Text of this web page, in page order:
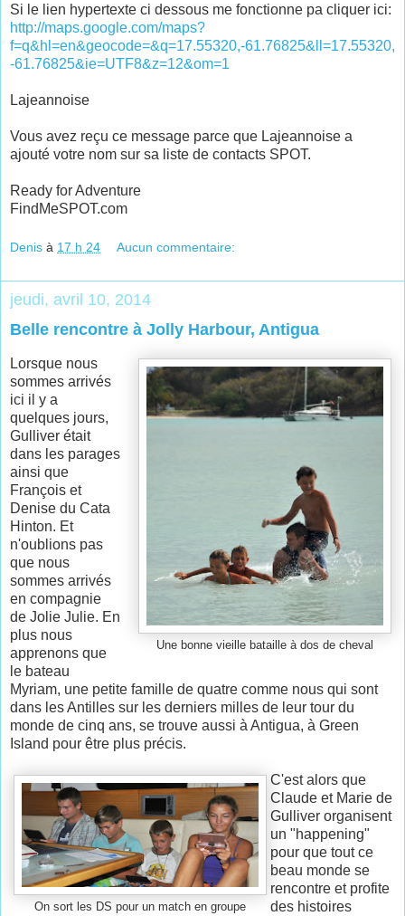
Si le lien hypertexte ci dessous me fonctionne pa cliquer ici:
http://maps.google.com/maps?
f=q&hl=en&geocode=&q=17.55320,-61.76825&ll=17.55320,
-61.76825&ie=UTF8&z=12&om=1
Lajeannoise
Vous avez reçu ce message parce que Lajeannoise a
ajouté votre nom sur sa liste de contacts SPOT.
Ready for Adventure
FindMeSPOT.com
Denis à 17 h 24 Aucun commentaire:
jeudi, avril 10, 2014
Belle rencontre à Jolly Harbour, Antigua
Une bonne vieille bataille à dos de cheval
Lorsque nous
sommes arrivés
ici il y a
quelques jours,
Gulliver était
dans les parages
ainsi que
François et
Denise du Cata
Hinton. Et
n'oublions pas
que nous
sommes arrivés
en compagnie
de Jolie Julie. En
plus nous
apprenons que
le bateau
Myriam, une petite famille de quatre comme nous qui sont
dans les Antilles sur les derniers milles de leur tour du
monde de cinq ans, se trouve aussi à Antigua, à Green
Island pour être plus précis.
On sort les DS pour un match en groupe
C'est alors que
Claude et Marie de
Gulliver organisent
un "happening"
pour que tout ce
beau monde se
rencontre et profite
des histoires